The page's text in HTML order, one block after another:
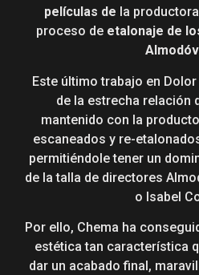
películas de la productora
proceso de etalonaje de
Este último trabajo en
de la estrecha relación
mantenido con la
escaneados y re-
permitiéndole tener un
de la talla de directores
o Isabel
Por ello, Chema ha
estética tan característica
dar un acabado final,